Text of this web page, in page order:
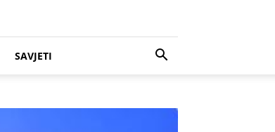
SAVJETI